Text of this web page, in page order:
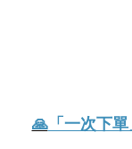
🙏「一次下